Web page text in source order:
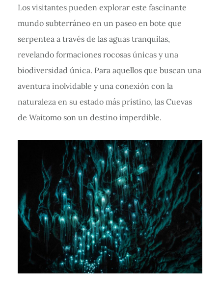
Los visitantes pueden explorar este fascinante
mundo subterráneo en un paseo en bote que
serpentea a través de las aguas tranquilas,
revelando formaciones rocosas únicas y una
biodiversidad única. Para aquellos que buscan una
aventura inolvidable y una conexión con la
naturaleza en su estado más prístino, las Cuevas
de Waitomo son un destino imperdible.